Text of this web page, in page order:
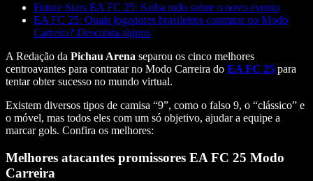
Future Stars EA FC 25: Saiba tudo sobre o novo evento
EA FC 25: Quais jogadores brasileiros contratar no Modo
Carreira? Descubra alguns
A Redação da Pichau Arena separou os cinco melhores
centroavantes para contratar no Modo Carreira do EA FC 25 para
tentar obter sucesso no mundo virtual.
Existem diversos tipos de camisa “9”, como o falso 9, o “clássico” e
o móvel, mas todos eles com um só objetivo, ajudar a equipe a
marcar gols. Confira os melhores:
Melhores atacantes promissores EA FC 25 Modo
Carreira